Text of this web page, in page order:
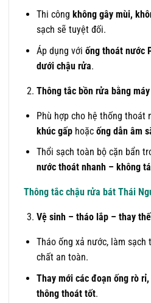
Thi công không gây mùi,
sạch sẽ tuyệt đối.
Áp dụng với ống thoát nước
dưới chậu rửa.
Thông tắc bồn rửa bằng
Phù hợp cho hệ thống thoát
khúc gấphoặc ống dẫn âm
Thổi sạch toàn bộ cặn bẩn
nước thoát nhanh – không
Thông tắc chậu rửa bát Thái
Vệ sinh – tháo lắp – thay
Tháo ống xả nước, làm sạch
chất an toàn.
Thay mới các đoạn ống rò
thông thoát tốt.